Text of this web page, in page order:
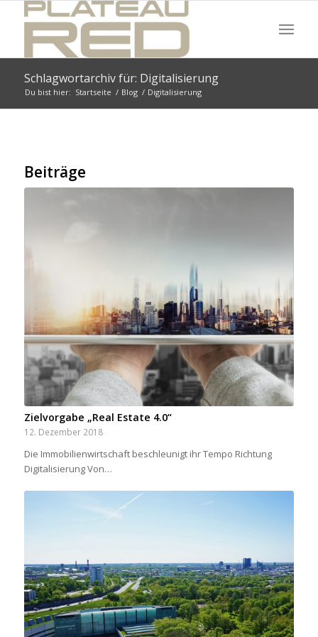
Schlagwortarchiv für: Digitalisierung
Du bist hier: Startseite / Blog / Digitalisierung
Beiträge
Zielvorgabe „Real Estate 4.0“
12. Dezember 2018
Die Immobilienwirtschaft beschleunigt ihr Tempo Richtung
Digitalisierung Von…